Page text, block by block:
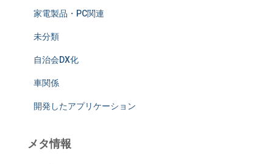
家電製品・PC関連
未分類
自治会DX化
車関係
開発したアプリケーション
メタ情報